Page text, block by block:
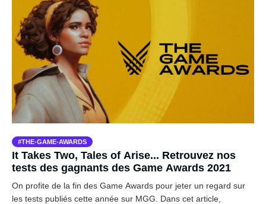
THE-GAME-AWARDS
It Takes Two, Tales of Arise... Retrouvez nos
tests des gagnants des Game Awards 2021
On profite de la fin des Game Awards pour jeter un regard sur
les tests publiés cette année sur MGG. Dans cet article,